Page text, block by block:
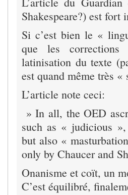
Shakespeare?) est fort
Si c’est bien le «
que les
latinisation du texte
est quand même très
L’article note ceci:
» In all, the OED
such as « judicious
but also «
only by Chaucer and
Onanisme et coït, un
C’est équilibré,